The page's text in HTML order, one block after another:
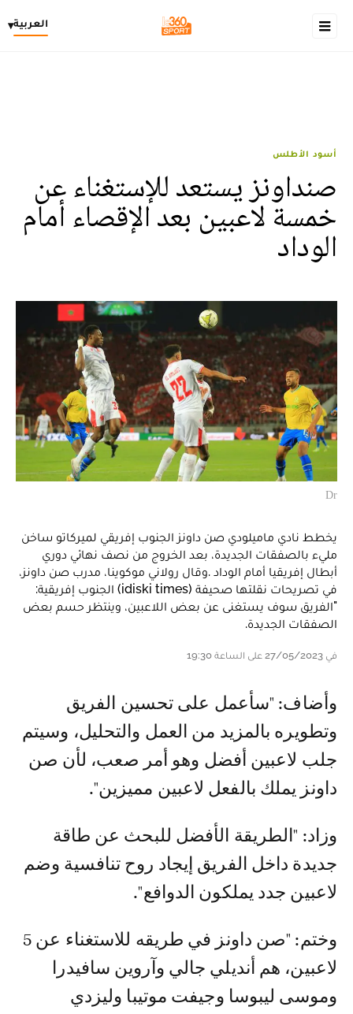
العربية▾
أسود الأطلس
صنداونز يستعد للإستغناء عن
خمسة لاعبين بعد الإقصاء أمام
الوداد
Dr
يخطط نادي ماميلودي صن داونز الجنوب إفريقي لميركاتو ساخن
مليء بالصفقات الجديدة، بعد الخروج من نصف نهائي دوري
أبطال إفريقيا أمام الوداد .وقال رولاني موكوينا، مدرب صن داونز،
في تصريحات نقلتها صحيفة (idiski times) الجنوب إفريقية:
"الفريق سوف يستغنى عن بعض اللاعبين، وينتظر حسم بعض
الصفقات الجديدة.
في 27/05/2023 على الساعة 19:30
وأضاف: "سأعمل على تحسين الفريق
وتطويره بالمزيد من العمل والتحليل، وسيتم
جلب لاعبين أفضل وهو أمر صعب، لأن صن
داونز يملك بالفعل لاعبين مميزين".
وزاد: "الطريقة الأفضل للبحث عن طاقة
جديدة داخل الفريق إيجاد روح تنافسية وضم
لاعبين جدد يملكون الدوافع".
وختم: "صن داونز في طريقه للاستغناء عن 5
لاعبين، هم أنديلي جالي وآروين سافيدرا
وموسى ليبوسا وجيفت موتيبا وليزدي